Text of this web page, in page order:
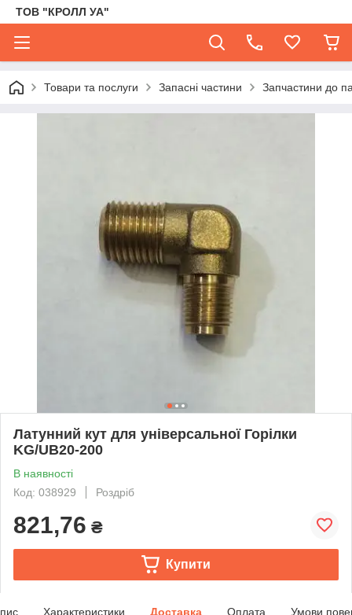
ТОВ "КРОЛЛ УА"
Товари та послуги Запасні частини Запчастини до
Латунний кут для універсальної Горілки
KG/UB20-200
В наявності
Код: 038929
Роздріб
821,76 ₴
Купити
Характеристики Доставка Оплата Умови